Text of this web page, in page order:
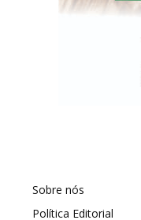
Sobre nós
Política Editorial